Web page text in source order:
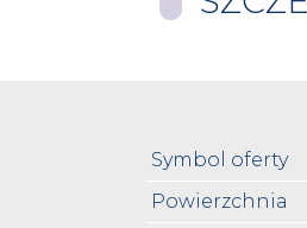
Symbol oferty
Powierzchnia